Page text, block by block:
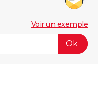
Voir un exemple